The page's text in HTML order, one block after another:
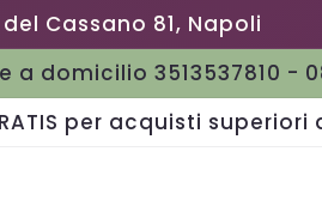
del Cassano 81, Napoli
domicilio 3513537810 -
per acquisti superiori